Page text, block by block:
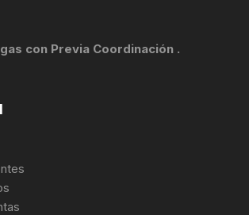
con Previa Coordinación .